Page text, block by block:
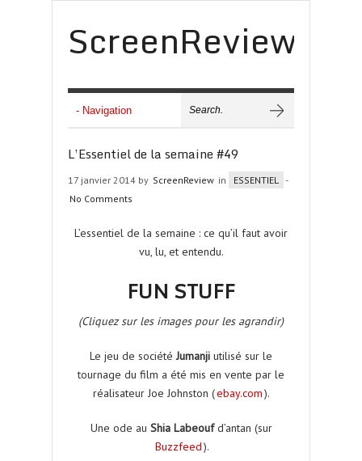
ScreenReview
L’Essentiel de la semaine #49
17 janvier 2014 by ScreenReview in ESSENTIEL -
No Comments
L’essentiel de la semaine : ce qu’il faut avoir
vu, lu, et entendu.
FUN STUFF
(Cliquez sur les images pour les agrandir)
Le jeu de sociétéJumanji utilisé sur le
tournage du film a été mis en vente par le
réalisateur Joe Johnston (ebay.com).
Une ode au Shia Labeoufd’antan (sur
Buzzfeed).